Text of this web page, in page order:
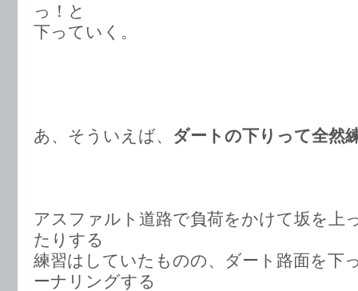
っ！と
下っていく。
あ、そういえば、 ダートの下りって全然
アスファルト道路で負荷をかけて坂を上
たりする
練習はしていたものの、ダート路面を下
ーナリングする